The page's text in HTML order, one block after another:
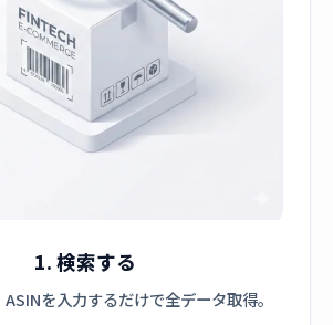
1. 検索する
を入力するだけで全データ取得。